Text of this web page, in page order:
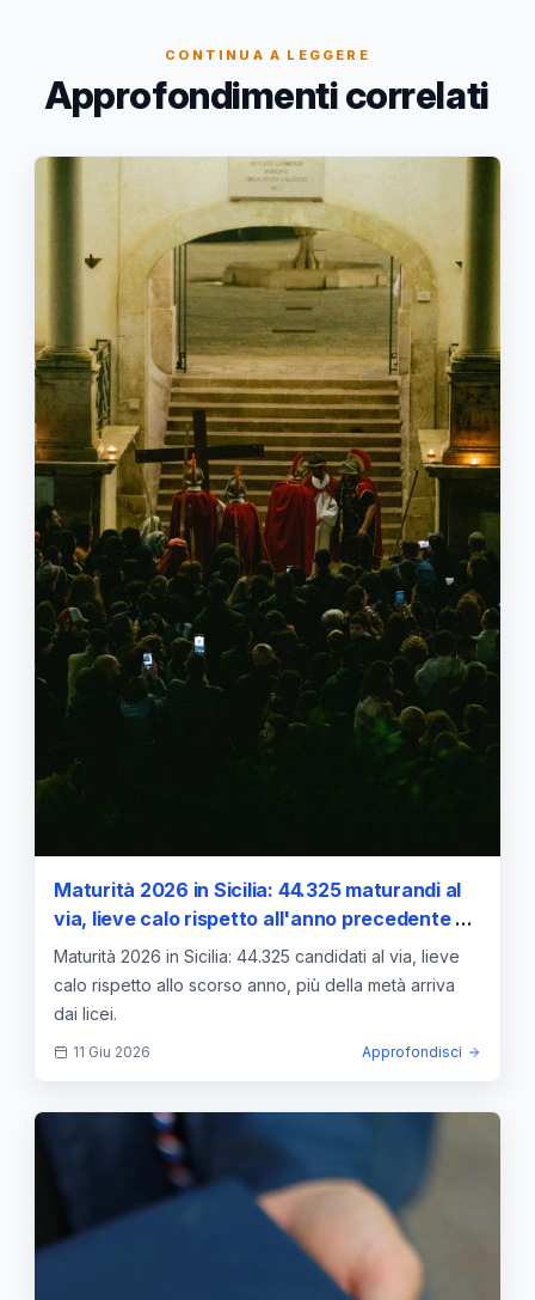
CONTINUA A LEGGERE
Approfondimenti correlati
Maturità 2026 in Sicilia: 44.325 maturandi al
via, lieve calo rispetto all'anno precedente e
oltre la metà proviene dai licei
Maturità 2026 in Sicilia: 44.325 candidati al via, lieve
calo rispetto allo scorso anno, più della metà arriva
dai licei.
11 Giu 2026 Approfondisci